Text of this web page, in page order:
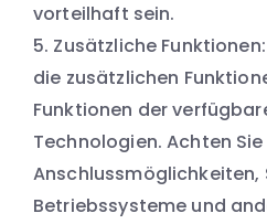
vorteilhaft sein.
Zusätzliche
die zusätzlichen
Funktionen der
Technologien. Achten
Betriebssysteme und